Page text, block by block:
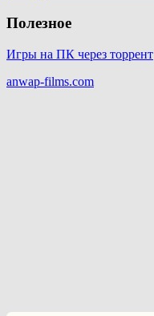
Полезное
Игры на ПК через торрент
anwap-films.com